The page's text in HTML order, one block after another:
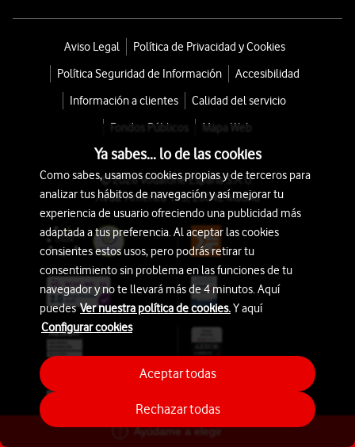
Ayúdame a elegir
Aviso Legal
Política de Privacidad y Cookies
Política Seguridad de Información
Accesibilidad
Información a clientes
Calidad del servicio
Fondos Públicos
Mapa Web
© 2026 Vodafone España S.A.U.
Avda. América 115, 28042 Madrid
Ya sabes... lo de las cookies
Como sabes, usamos cookies propias y de terceros para
analizar tus hábitos de navegación y así mejorar tu
experiencia de usuario ofreciendo una publicidad más
adaptada a tus preferencia. Al aceptar las cookies
consientes estos usos, pero podrás retirar tu
consentimiento sin problema en las funciones de tu
navegador y no te llevará más de 4 minutos. Aquí
puedesVer nuestra política de cookies.Y aquí
Configurar cookies
Rechazar todas
Aceptar todas